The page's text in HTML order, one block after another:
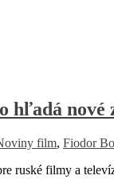
hľadá
film, Fiodor
ruské filmy a